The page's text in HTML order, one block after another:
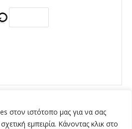
στον ιστότοπο μας για να σας
εμπειρία. Κάνοντας κλικ στο